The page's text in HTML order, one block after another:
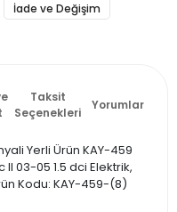
İade ve Değişim
Taksit
Seçenekleri
Yorumlar
Yerli Ürün KAY-459
03-05 1.5 dci Elektrik,
Kodu: KAY-459-(8)